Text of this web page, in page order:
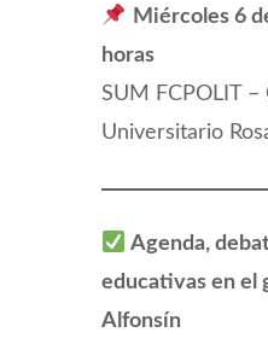
Miércoles 6
horas
SUM FCPOLIT –
Universitario
Agenda,
educativas en el
Alfonsín